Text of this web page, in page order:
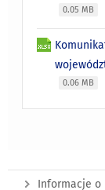
0.05 MB
0.06 MB
Informacje o